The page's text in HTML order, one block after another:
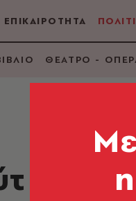
ΕΠΙΚΑΙΡΟΤΗΤΑ
ΘΕΑΤΡΟ -